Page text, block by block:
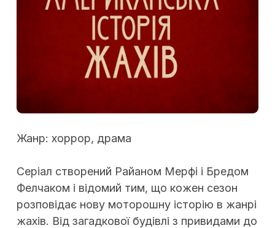
Жанр: хоррор, драма
Серіал створений Райаном Мерфі і Бредом
Фелчаком і відомий тим, що кожен сезон
розповідає нову моторошну історію в жанрі
жахів. Від загадкової будівлі з привидами до